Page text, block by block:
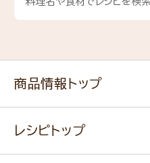
商品情報トップ
レシピトップ